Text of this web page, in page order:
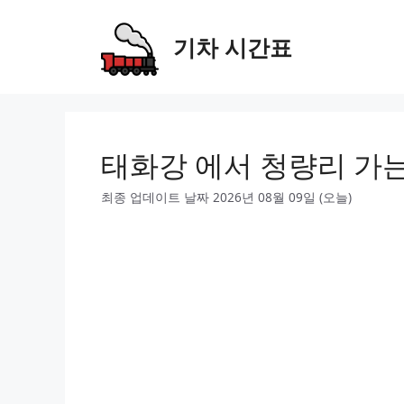
기차 시간표
태화강 에서 청량리 가
최종 업데이트 날짜 2026년 08월 09일 (오늘)